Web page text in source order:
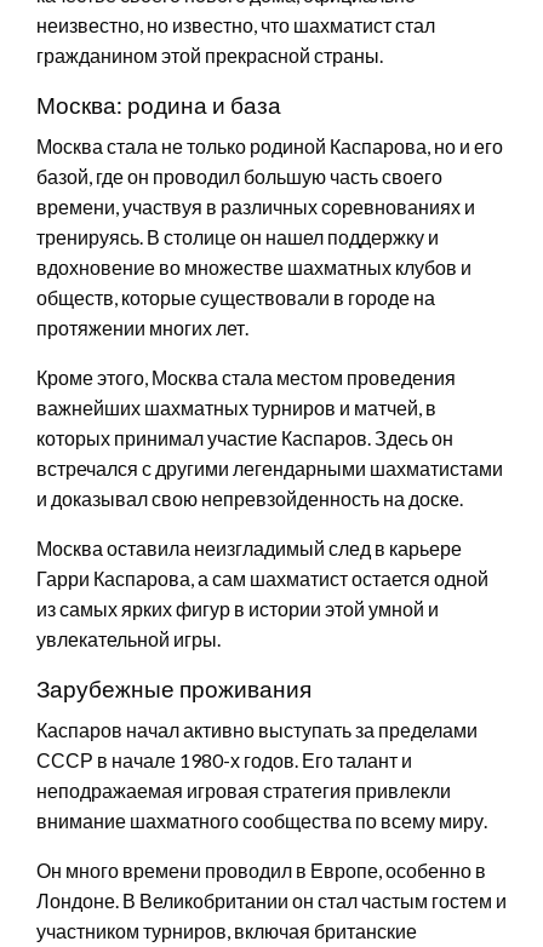
неизвестно, но известно, что шахматист стал
гражданином этой прекрасной страны.
Москва: родина и база
Москва стала не только родиной Каспарова, но и его
базой, где он проводил большую часть своего
времени, участвуя в различных соревнованиях и
тренируясь. В столице он нашел поддержку и
вдохновение во множестве шахматных клубов и
обществ, которые существовали в городе на
протяжении многих лет.
Кроме этого, Москва стала местом проведения
важнейших шахматных турниров и матчей, в
которых принимал участие Каспаров. Здесь он
встречался с другими легендарными шахматистами
и доказывал свою непревзойденность на доске.
Москва оставила неизгладимый след в карьере
Гарри Каспарова, а сам шахматист остается одной
из самых ярких фигур в истории этой умной и
увлекательной игры.
Зарубежные проживания
Каспаров начал активно выступать за пределами
СССР в начале 1980-х годов. Его талант и
неподражаемая игровая стратегия привлекли
внимание шахматного сообщества по всему миру.
Он много времени проводил в Европе, особенно в
Лондоне. В Великобритании он стал частым гостем и
участником турниров, включая британские